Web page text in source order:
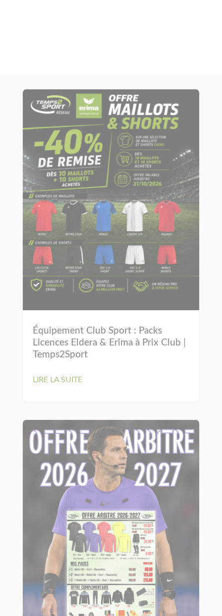
Équipement Club Sport : Packs
Licences Eldera & Erima à Prix Club |
Temps2Sport
LIRE LA SUITE